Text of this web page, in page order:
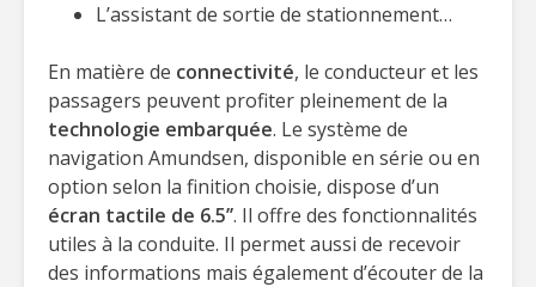
L’assistant de sortie de stationnement…
En matière de connectivité, le conducteur et les
passagers peuvent profiter pleinement de la
technologie embarquée. Le système de
navigation Amundsen, disponible en série ou en
option selon la finition choisie, dispose d’un
écran tactile de 6.5’’. Il offre des fonctionnalités
utiles à la conduite. Il permet aussi de recevoir
des informations mais également d’écouter de la